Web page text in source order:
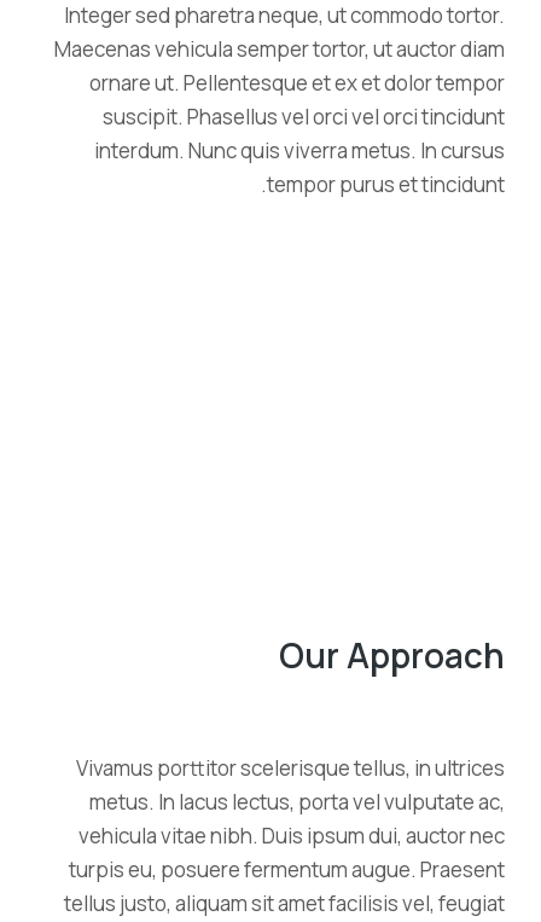
Integer sed pharetra neque, ut commodo tortor.
Maecenas vehicula semper tortor, ut auctor diam
ornare ut. Pellentesque et ex et dolor tempor
suscipit. Phasellus vel orci vel orci tincidunt
interdum. Nunc quis viverra metus. In cursus
tempor purus et tincidunt.
Our Approach
Vivamus porttitor scelerisque tellus, in ultrices
metus. In lacus lectus, porta vel vulputate ac,
vehicula vitae nibh. Duis ipsum dui, auctor nec
turpis eu, posuere fermentum augue. Praesent
tellus justo, aliquam sit amet facilisis vel, feugiat